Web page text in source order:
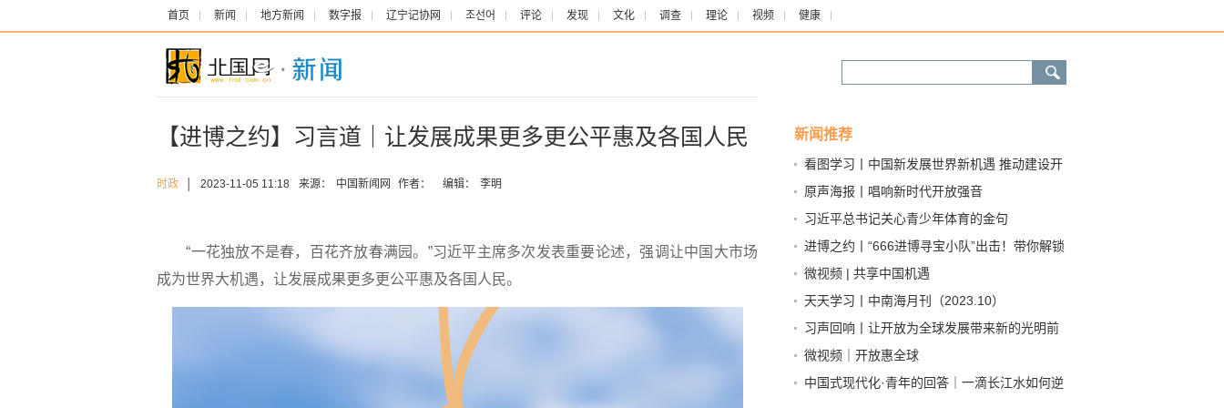
首页 新闻 地方新闻 数字报 辽宁记协网 조선어 评论 发现 文化 调查 理论 视频 健康
【进博之约】习言道｜让发展成果更多更公平惠及各国人民
时政 2023-11-05 11:18 来源： 中国新闻网 作者： 编辑： 李明
“一花独放不是春，百花齐放春满园。”习近平主席多次发表重要论述，强调让中国大市场
成为世界大机遇，让发展成果更多更公平惠及各国人民。
新闻推荐
看图学习丨中国新发展世界新机遇 推动建设开
放型世界经济
原声海报丨唱响新时代开放强音
习近平总书记关心青少年体育的金句
进博之约丨“666进博寻宝小队”出击！带你解锁
进博宝藏
微视频 | 共享中国机遇
天天学习丨中南海月刊（2023.10）
习声回响丨让开放为全球发展带来新的光明前
程
微视频｜开放惠全球
中国式现代化·青年的回答｜一滴长江水如何逆